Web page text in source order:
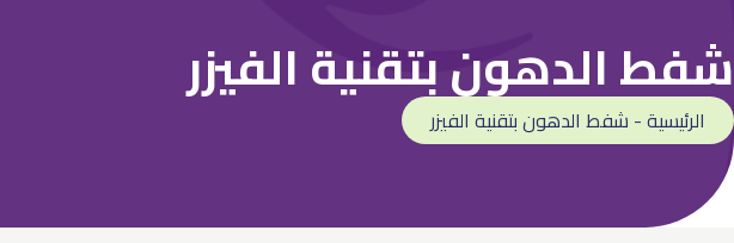
شفط الدهون بتقنية الفيزر
الرئيسية - شفط الدهون بتقنية الفيزر